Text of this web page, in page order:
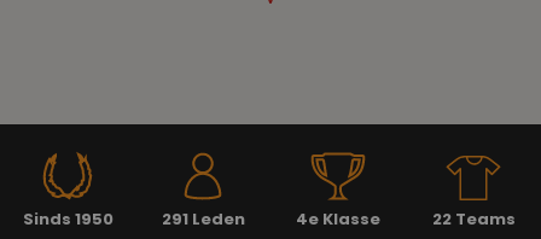
Sinds 1950 291 Leden 4e Klasse 22 Teams